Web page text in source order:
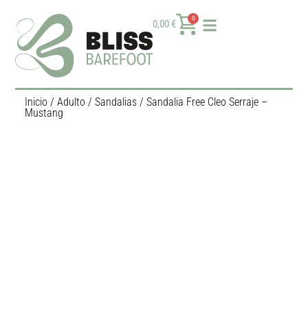
0,00€ 0
Inicio / Adulto / Sandalias/ Sandalia Free Cleo Serraje –
Mustang